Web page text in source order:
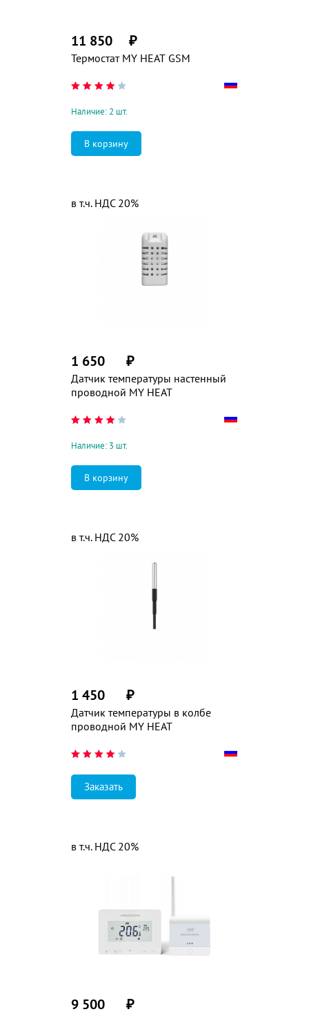
Термостат MY HEAT GSM
11 850 ₽
Наличие: 2 шт.
Датчик температуры настенный
проводной MY HEAT
1 650 ₽
в т.ч. НДС 20%
Наличие: 3 шт.
Датчик температуры в колбе
проводной MY HEAT
1 450 ₽
в т.ч. НДС 20%
Заказать
9 500 ₽
в т.ч. НДС 20%